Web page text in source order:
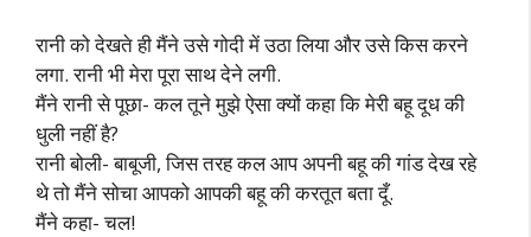
रानी को देखते ही मैंने उसे गोदी में उठा लिया और उसे किस करने
लगा. रानी भी मेरा पूरा साथ देने लगी.
मैंने रानी से पूछा- कल तूने मुझे ऐसा क्यों कहा कि मेरी बहू दूध की
धुली नहीं है?
रानी बोली- बाबूजी, जिस तरह कल आप अपनी बहू की गांड देख रहे
थे तो मैंने सोचा आपको आपकी बहू की करतूत बता दूँ.
मैंने कहा- चल!